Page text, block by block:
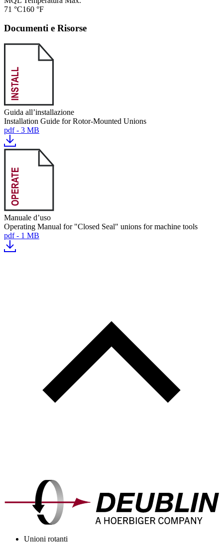
71 °C160 °F
Documenti e Risorse
Guida all’installazione
Installation Guide for Rotor-Mounted Unions
pdf - 3 MB
Manuale d’uso
Operating Manual for "Closed Seal" unions for machine tools
pdf - 1 MB
Unioni rotanti